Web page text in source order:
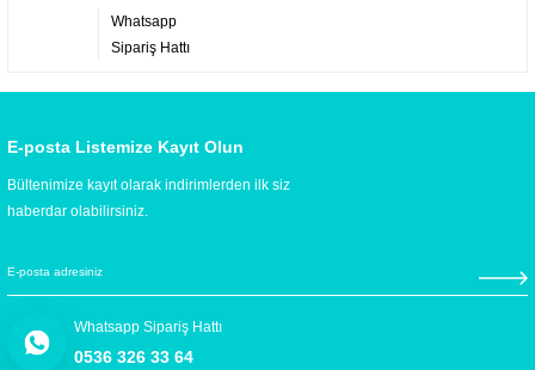
Whatsapp
Sipariş Hattı
E-posta Listemize Kayıt Olun
Bültenimize kayıt olarak indirimlerden ilk siz
haberdar olabilirsiniz.
Whatsapp Sipariş Hattı
0536 326 33 64